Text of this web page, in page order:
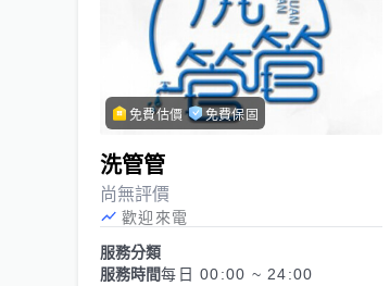
免費估價 免費保固
洗管管
尚無評價
歡迎來電
服務分類
服務時間每日 00:00 ~ 24:00